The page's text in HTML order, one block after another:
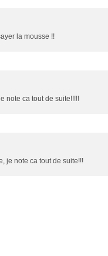
la mousse !!
note ca tout de suite!!!!!
je note ca tout de suite!!!